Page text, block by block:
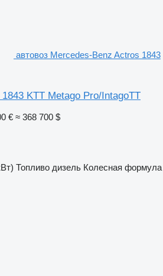
автовоз Mercedes-Benz Actros 1843
KTT Metago Pro/IntagoTT
€ ≈ 368 700 $
Топливо дизель Колесная формула